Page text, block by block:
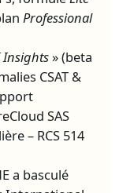
Professional
Insights» (beta
CSAT &
SAS
– RCS 514
a basculé